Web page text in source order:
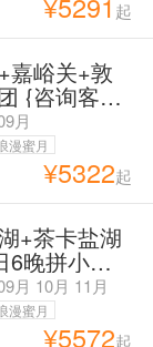
出行前随
）+穿越
拼房+外籍
起
嘉峪关+敦
{咨询客服
招牌丝路·
车到底 A
直飞敦煌
物 重走甘
河西
月
漫蜜月
¥5322起
+茶卡盐湖
6晚拼小团
(除机票)8
天报名升
湖航拍<青
月 10月 11月
漫蜜月
¥5572起